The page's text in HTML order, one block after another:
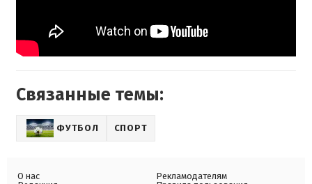
Связанные темы:
ФУТБОЛ СПОРТ
О нас
Рекламодателям